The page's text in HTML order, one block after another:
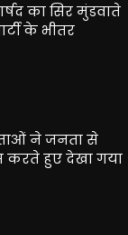
का सिर मुंडवाते
के भीतर
ने जनता से
करते हुए देखा गया